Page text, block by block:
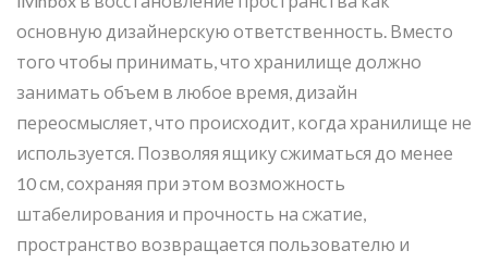
основную дизайнерскую ответственность. Вместо
того чтобы принимать, что хранилище должно
занимать объем в любое время, дизайн
переосмысляет, что происходит, когда хранилище не
используется. Позволяя ящику сжиматься до менее
10 см, сохраняя при этом возможность
штабелирования и прочность на сжатие,
пространство возвращается пользователю и